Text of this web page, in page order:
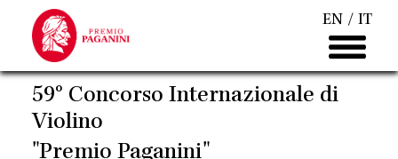
contenuto
principale
EN IT
59° Concorso Internazionale di
Violino
"Premio Paganini"